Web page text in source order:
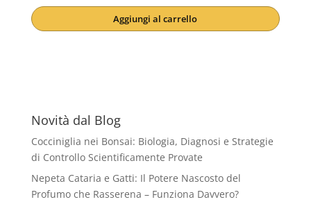
Aggiungi al carrello
Novità dal Blog
Cocciniglia nei Bonsai: Biologia, Diagnosi e Strategie
di Controllo Scientificamente Provate
Nepeta Cataria e Gatti: Il Potere Nascosto del
Profumo che Rasserena – Funziona Davvero?